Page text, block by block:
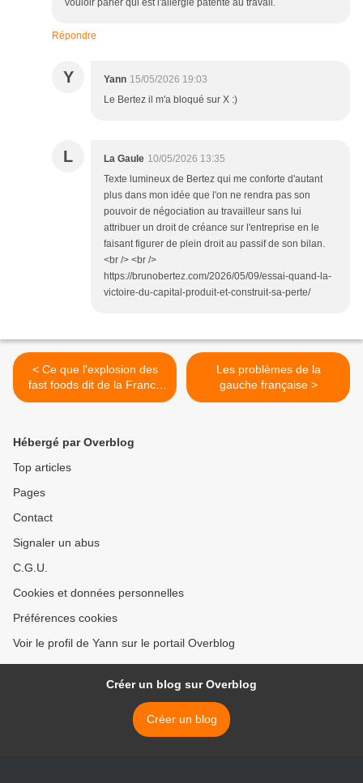
vouloir parler qui est l'allergie patente au travail.
Répondre
Y Yann 15/05/2026 19:03
Le Bertez il m'a bloqué sur X :)
L La Gaule 10/05/2026 13:35
Texte lumineux de Bertez qui me conforte d'autant
plus dans mon idée que l'on ne rendra pas son
pouvoir de négociation au travailleur sans lui
attribuer un droit de créance sur l'entreprise en le
faisant figurer de plein droit au passif de son bilan.
<br /> <br />
https://brunobertez.com/2026/05/09/essai-quand-la-
victoire-du-capital-produit-et-construit-sa-perte/
< Ce que l'explosion des
fast foods dit de la France
actuelle
Les problèmes de la
gauche française >
Hébergé par Overblog
Top articles
Pages
Contact
Signaler un abus
C.G.U.
Cookies et données personnelles
Préférences cookies
Voir le profil de Yann sur le portail Overblog
Créer un blog sur Overblog
Créer un blog